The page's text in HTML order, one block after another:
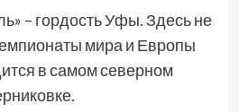
– гордость Уфы. Здесь не
мира и Европы
в самом северном